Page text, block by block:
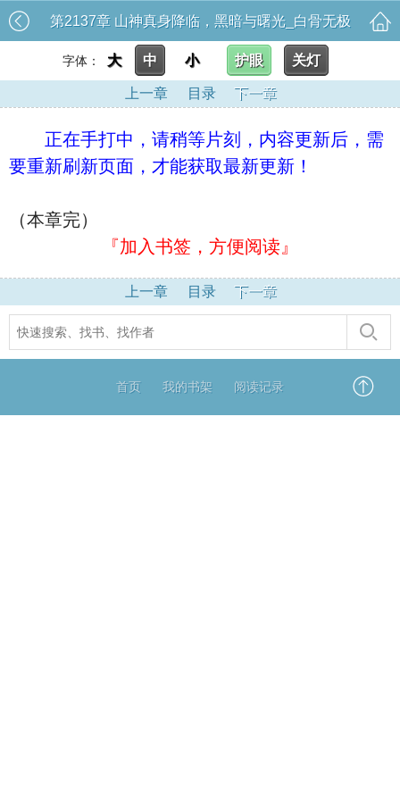
第2137章 山神真身降临，黑暗与曙光_白骨无极
字体： 大 中 小 护眼 关灯
上一章 目录 下一章
正在手打中，请稍等片刻，内容更新后，需
要重新刷新页面，才能获取最新更新！
（本章完）
『加入书签，方便阅读』
上一章 目录 下一章
首页 我的书架 阅读记录